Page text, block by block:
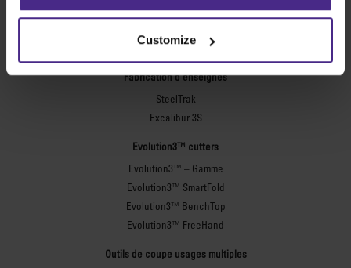
Customize
Les meilleures machines de coupe au
monde
Fabrication d’enseignes
SteelTrak
Excalibur 3S
Evolution3™ cutters
Evolution3™ – Gamme
Evolution3™ SmartFold
Evolution3™ BenchTop
Evolution3™ FreeHand
Outils de coupe usages multiples